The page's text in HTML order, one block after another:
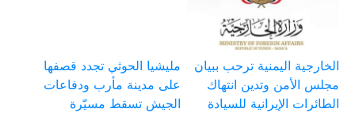
الخارجية اليمنية ترحب ببيان
مجلس الأمن وتدين انتهاك
الطائرات الإيرانية للسيادة
مليشيا الحوثي تجدد قصفها
على مدينة مأرب ودفاعات
الجيش تسقط مسيّرة